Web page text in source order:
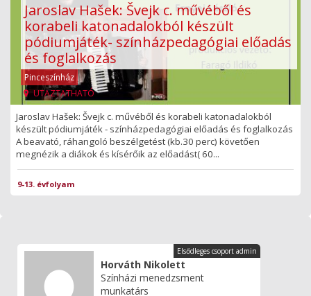
Jaroslav Hašek: Švejk c. művéből és
korabeli katonadalokból készült
pódiumjáték- színházpedagógiai előadás
és foglalkozás
Pinceszínház
UTAZTATHATÓ
Jaroslav Hašek: Švejk c. művéből és korabeli katonadalokból
készült pódiumjáték - színházpedagógiai előadás és foglalkozás
A beavató, ráhangoló beszélgetést (kb.30 perc) követően
megnézik a diákok és kísérőik az előadást( 60...
9-13. évfolyam
Elsődleges csoport admin
Horváth Nikolett
Színházi menedzsment
munkatárs